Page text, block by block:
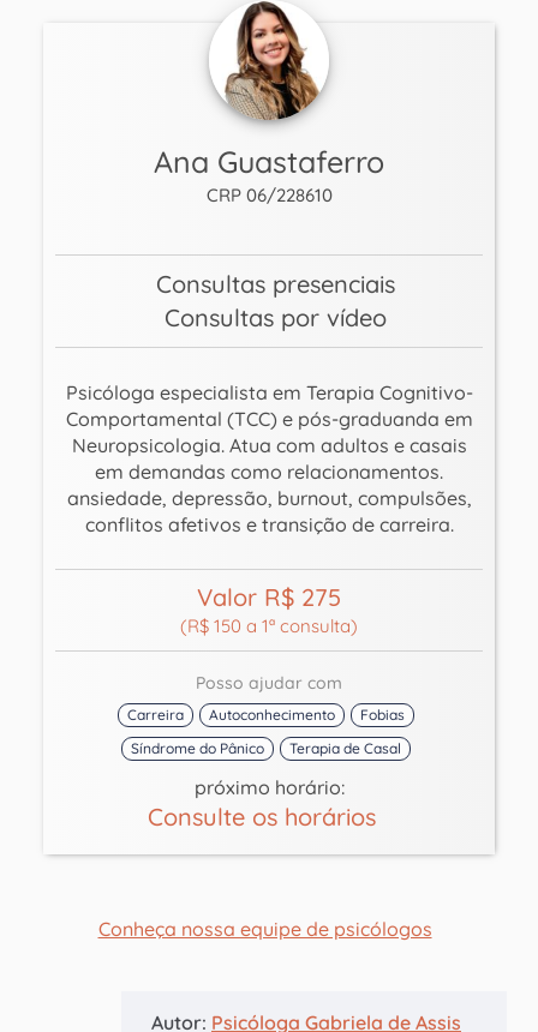
Ana Guastaferro
CRP 06/228610
Consultas presenciais
Consultas por vídeo
Psicóloga especialista em Terapia Cognitivo-
Comportamental (TCC) e pós-graduanda em
Neuropsicologia. Atua com adultos e casais
em demandas como relacionamentos.
ansiedade, depressão, burnout, compulsões,
conflitos afetivos e transição de carreira.
Valor R$ 275
(R$ 150 a 1ª consulta)
Posso ajudar com
Carreira Autoconhecimento
Fobias
Síndrome do Pânico
Terapia de Casal
próximo horário:
Consulte os horários
Conheça nossa equipe de psicólogos
Autor: Psicóloga Gabriela de Assis